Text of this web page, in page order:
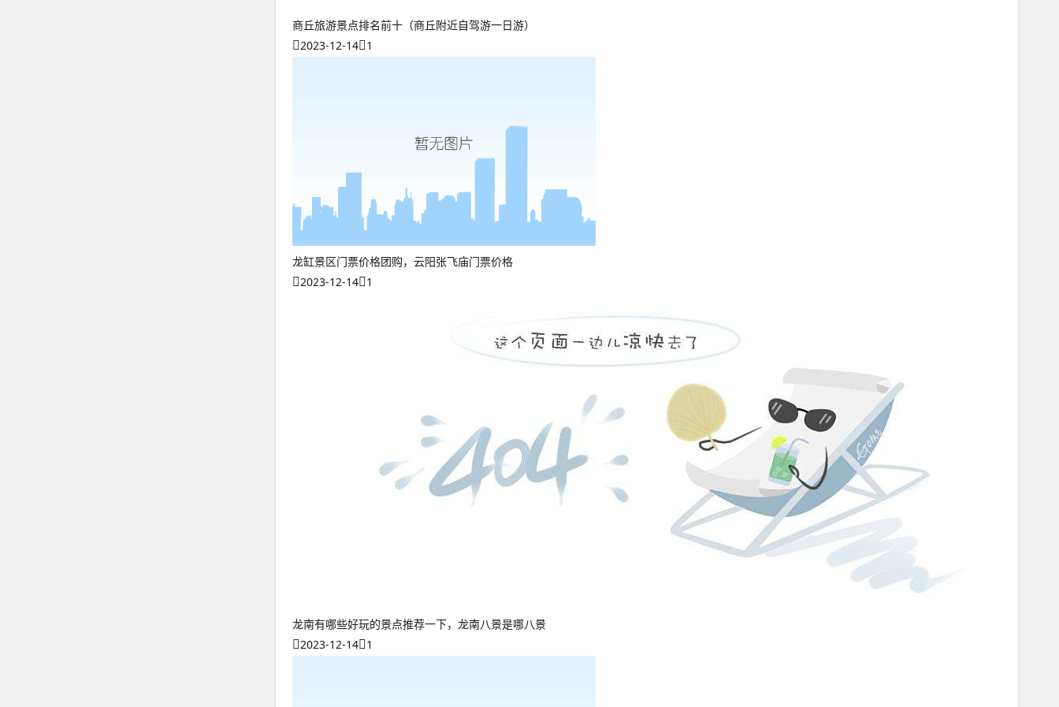
商丘旅游景点排名前十（商丘附近自驾游一日游）
2023-12-14 1
龙缸景区门票价格团购，云阳张飞庙门票价格
2023-12-14 1
龙南有哪些好玩的景点推荐一下，龙南八景是哪八景
2023-12-14 1